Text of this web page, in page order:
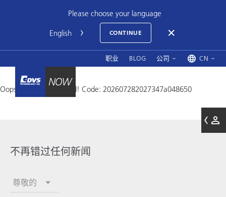
Please choose your language
CONTINUE
职业 BLOG 公司 CN
Oops, an error occurred! Code: 202607282027347a048650
不再错过任何新闻
尊敬的